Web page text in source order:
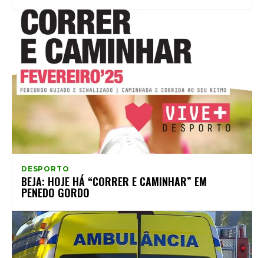
DESPORTO
BEJA: HOJE HÁ “CORRER E CAMINHAR” EM
PENEDO GORDO